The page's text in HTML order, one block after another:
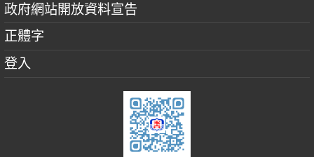
政府網站開放資料宣告
正體字
登入